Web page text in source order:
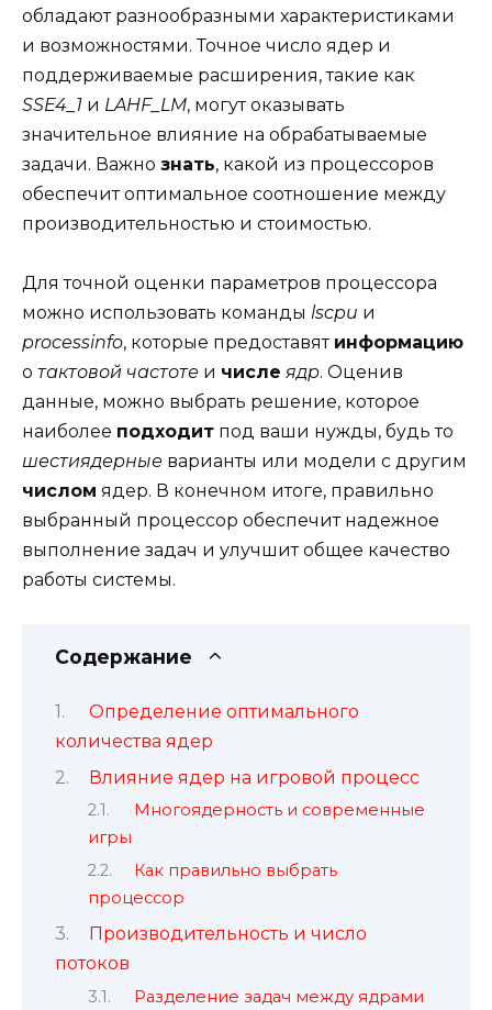
обладают разнообразными характеристиками
и возможностями. Точное число ядер и
поддерживаемые расширения, такие как
SSE4_1 и LAHF_LM, могут оказывать
значительное влияние на обрабатываемые
задачи. Важно знать, какой из процессоров
обеспечит оптимальное соотношение между
производительностью и стоимостью.
Для точной оценки параметров процессора
можно использовать команды lscpu и
processinfo, которые предоставят информацию
о тактовой частоте и числе ядр. Оценив
данные, можно выбрать решение, которое
наиболее подходит под ваши нужды, будь то
шестиядерные варианты или модели с другим
числом ядер. В конечном итоге, правильно
выбранный процессор обеспечит надежное
выполнение задач и улучшит общее качество
работы системы.
Содержание
Определение оптимального
количества ядер
Влияние ядер на игровой процесс
Многоядерность и современные
игры
Как правильно выбрать
процессор
Производительность и число
потоков
Разделение задач между ядрами